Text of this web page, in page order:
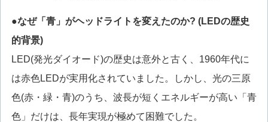
●なぜ「青」がヘッドライトを変えたのか? (LEDの歴史
的背景)
LED(発光ダイオード)の歴史は意外と古く、1960年代に
は赤色LEDが実用化されていました。しかし、光の三原
色(赤・緑・青)のうち、波長が短くエネルギーが高い「青
色」だけは、長年実現が極めて困難でした。